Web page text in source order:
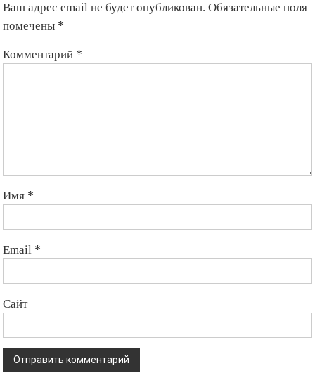
комитета
Ваш адрес email не будет опубликован. Обязательные поля
помечены *
Комментарий *
Имя *
Email *
Сайт